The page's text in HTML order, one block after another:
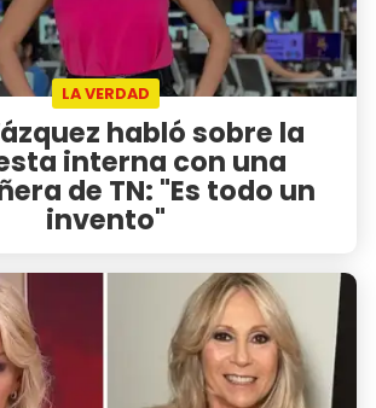
LA VERDAD
habló sobre la
interna con una
de TN: "Es todo un
invento"